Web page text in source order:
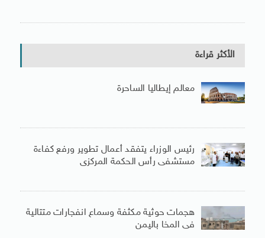
الأكثر قراءة
معالم إيطاليا الساحرة
رئيس الوزراء يتفقد أعمال تطوير ورفع كفاءة
مستشفى رأس الحكمة المركزى
هجمات حوثية مكثفة وسماع انفجارات متتالية
فى المخا باليمن